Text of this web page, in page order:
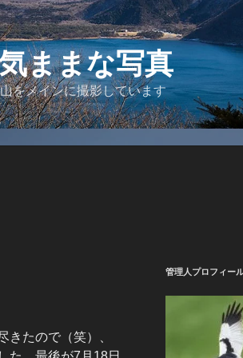
ままな写真
をメインに撮影しています
きたので（笑）、
管理人プロフィー